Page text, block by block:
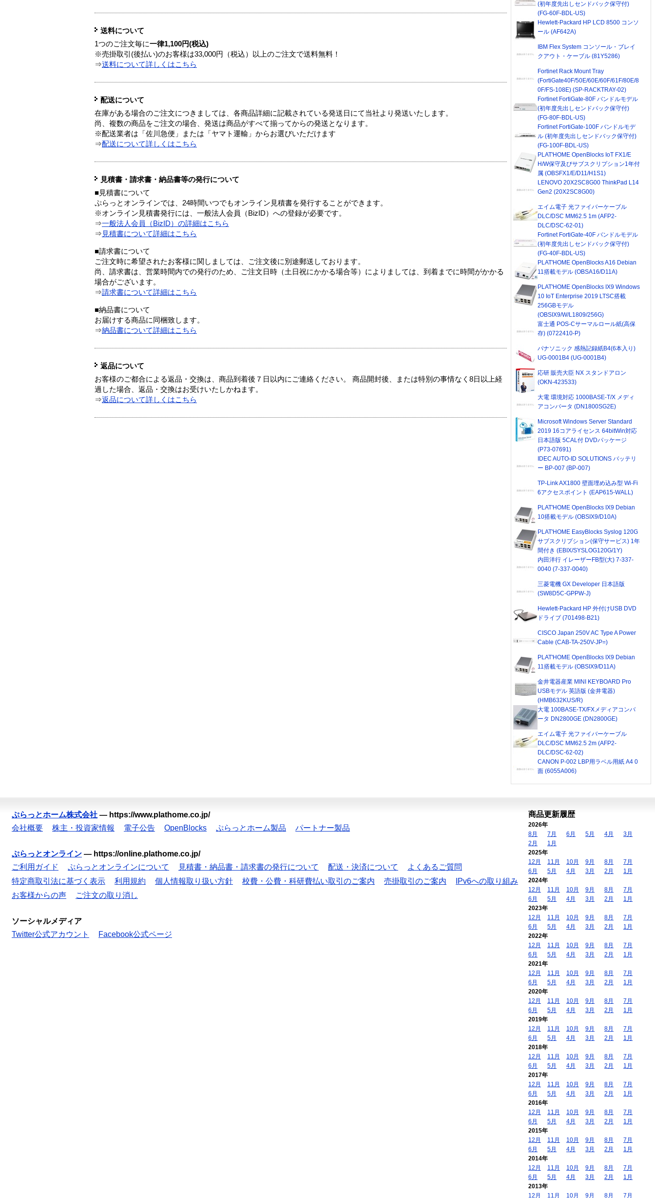
送料について
1つのご注文毎に一律1,100円(税込)
※売掛取引(後払い)のお客様は33,000円（税込）以上のご注文で送料無料！
⇒送料について詳しくはこちら
配送について
在庫がある場合のご注文につきましては、各商品詳細に記載されている発送日にて当社より発送いたします。
尚、複数の商品をご注文の場合、発送は商品がすべて揃ってからの発送となります。
※配送業者は「佐川急便」または「ヤマト運輸」からお選びいただけます
⇒配送について詳しくはこちら
見積書・請求書・納品書等の発行について
■見積書について
ぷらっとオンラインでは、24時間いつでもオンライン見積書を発行することができます。
※オンライン見積書発行には、一般法人会員（BizID）への登録が必要です。
⇒一般法人会員（BizID）の詳細はこちら
⇒ 見積書について詳細はこちら
■請求書について
ご注文時に希望されたお客様に関しましては、ご注文後に別途郵送しております。
尚、請求書は、営業時間内での発行のため、ご注文日時（土日祝にかかる場合等）によりましては、到着までに時間がかかる
場合がございます。
⇒請求書について詳細はこちら
■納品書について
お届けする商品に同梱致します。
⇒納品書について詳細はこちら
返品について
お客様のご都合による返品・交換は、商品到着後７日以内にご連絡ください。 商品開封後、または特別の事情なく8日以上経
過した場合、返品・交換はお受けいたしかねます。
⇒返品について詳しくはこちら
(初年度先出しセンドバック保守付)
(FG-60F-BDL-US)
Hewlett-Packard HP LCD 8500 コンソ
ール (AF642A)
IBM Flex System コンソール・ブレイ
クアウト・ケーブル (81Y5286)
Fortinet Rack Mount Tray
(FortiGate40F/50E/60E/60F/61F/80E/8
0F/FS-108E) (SP-RACKTRAY-02)
Fortinet FortiGate-80F バンドルモデル
(初年度先出しセンドバック保守付)
(FG-80F-BDL-US)
Fortinet FortiGate-100F バンドルモデ
ル (初年度先出しセンドバック保守付)
(FG-100F-BDL-US)
PLAT'HOME OpenBlocks IoT FX1/E
H/W保守及びサブスクリプション1年付
属 (OBSFX1/E/D11/H1S1)
LENOVO 20X2SC8G00 ThinkPad L14
Gen2 (20X2SC8G00)
エイム電子 光ファイバーケーブル
DLC/DSC MM62.5 1m (AFP2-
DLC/DSC-62-01)
Fortinet FortiGate-40F バンドルモデル
(初年度先出しセンドバック保守付)
(FG-40F-BDL-US)
PLAT'HOME OpenBlocks A16 Debian
11搭載モデル (OBSA16/D11A)
PLAT'HOME OpenBlocks IX9 Windows
10 IoT Enterprise 2019 LTSC搭載
256GBモデル
(OBSIX9/W/L1809/256G)
富士通 POS-Cサーマルロール紙(高保
存) (0722410-P)
パナソニック 感熱記録紙B4(6本入り)
UG-0001B4 (UG-0001B4)
応研 販売大臣 NX スタンドアロン
(OKN-423533)
大電 環境対応 1000BASE-T/X メディ
アコンバータ (DN1800SG2E)
Microsoft Windows Server Standard
2019 16コアライセンス 64bitWin対応
日本語版 5CAL付 DVDパッケージ
(P73-07691)
IDEC AUTO-ID SOLUTIONS バッテリ
ー BP-007 (BP-007)
TP-Link AX1800 壁面埋め込み型 Wi-Fi
6アクセスポイント (EAP615-WALL)
PLAT'HOME OpenBlocks IX9 Debian
10搭載モデル (OBSIX9/D10A)
PLAT'HOME EasyBlocks Syslog 120G
サブスクリプション(保守サービス) 1年
間付き (EBIX/SYSLOG120G/1Y)
内田洋行 イレーザーFB型(大) 7-337-
0040 (7-337-0040)
三菱電機 GX Developer 日本語版
(SW8D5C-GPPW-J)
Hewlett-Packard HP 外付けUSB DVD
ドライブ (701498-B21)
CISCO Japan 250V AC Type A Power
Cable (CAB-TA-250V-JP=)
PLAT'HOME OpenBlocks IX9 Debian
11搭載モデル (OBSIX9/D11A)
金井電器産業 MINI KEYBOARD Pro
USBモデル 英語版 (金井電器)
(HMB632KUS/R)
大電 100BASE-TX/FXメディアコンバ
ータ DN2800GE (DN2800GE)
エイム電子 光ファイバーケーブル
DLC/DSC MM62.5 2m (AFP2-
DLC/DSC-62-02)
CANON P-002 LBP用ラベル用紙 A4 0
面 (6055A006)
ぷらっとホーム株式会社 — https://www.plathome.co.jp/
会社概要
株主・投資家情報 電子公告 OpenBlocks ぷらっとホーム製品 パートナー製品
ぷらっとオンライン — https://online.plathome.co.jp/
ご利用ガイド
ぷらっとオンラインについて 見積書・納品書・請求書の発行について 配送・決済について
よくあるご質問
特定商取引法に基づく表示
利用規約 個人情報取り扱い方針 校費・公費・科研費払い取引のご案内 売掛取引のご案内
IPv6への取り組み
お客様からの声
ご注文の取り消し
ソーシャルメディア
Twitter公式アカウント
Facebook公式ページ
商品更新履歴
2026年
8月
7月 6月 5月 4月
3月
2月
1月
2025年
12月
11月 10月 9月 8月
7月
6月
5月 4月 3月 2月
1月
2024年
12月
11月 10月 9月 8月
7月
6月
5月 4月 3月 2月
1月
2023年
12月
11月 10月 9月 8月
7月
6月
5月 4月 3月 2月
1月
2022年
12月
11月 10月 9月 8月
7月
6月
5月 4月 3月 2月
1月
2021年
12月
11月 10月 9月 8月
7月
6月
5月 4月 3月 2月
1月
2020年
12月
11月 10月 9月 8月
7月
6月
5月 4月 3月 2月
1月
2019年
12月
11月 10月 9月 8月
7月
6月
5月 4月 3月 2月
1月
2018年
12月
11月 10月 9月 8月
7月
6月
5月 4月 3月 2月
1月
2017年
12月
11月 10月 9月 8月
7月
6月
5月 4月 3月 2月
1月
2016年
12月
11月 10月 9月 8月
7月
6月
5月 4月 3月 2月
1月
2015年
12月
11月 10月 9月 8月
7月
6月
5月 4月 3月 2月
1月
2014年
12月
11月 10月 9月 8月
7月
6月
5月 4月 3月 2月
1月
2013年
12月
11月 10月 9月 8月 7月